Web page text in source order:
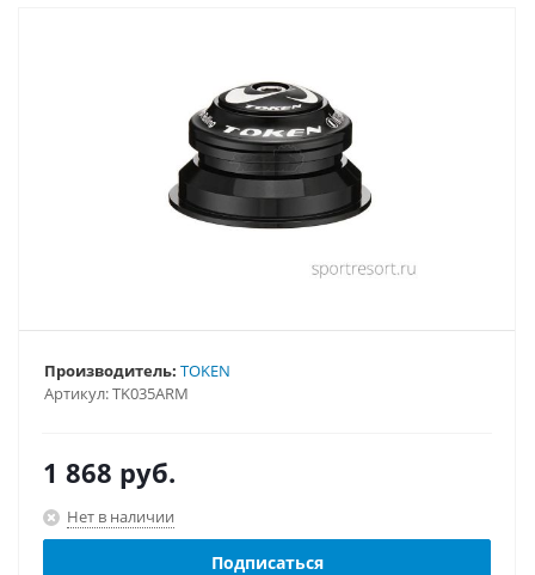
Артикул:TK035ARM
Производитель: TOKEN
1 868 руб.
Нет в наличии
Подписаться